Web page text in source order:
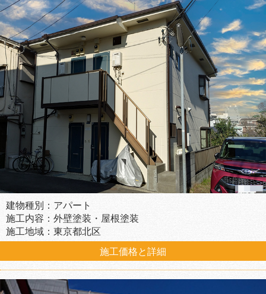
建物種別：アパート
施工内容：外壁塗装・屋根塗装
施工地域：東京都北区
施工価格と詳細